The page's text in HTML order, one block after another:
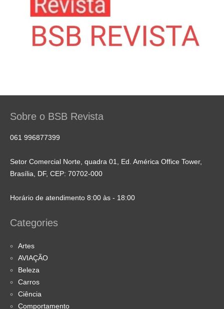
Sobre o BSB Revista
061 996877399
Setor Comercial Norte, quadra 01, Ed. América Office Tower,
Brasília, DF, CEP: 70702-000
Horário de atendimento 8:00 às - 18:00
Categories
Artes
AVIAÇÃO
Beleza
Carros
Ciência
Comportamento